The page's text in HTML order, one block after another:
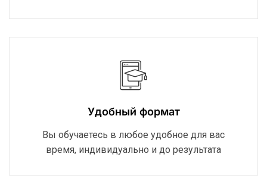
Удобный формат
Вы обучаетесь в любое удобное для вас
время, индивидуально и до результата